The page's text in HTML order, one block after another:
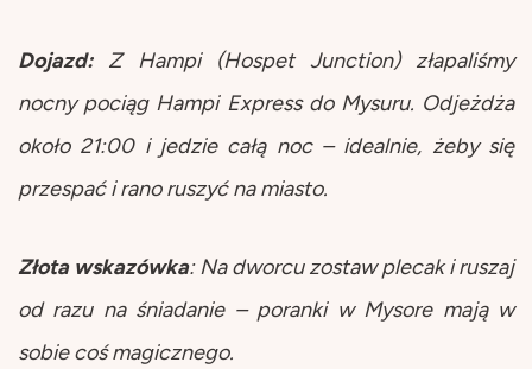
Dojazd: Z Hampi (Hospet Junction) złapaliśmy
nocny pociąg Hampi Express do Mysuru. Odjeżdża
około 21:00 i jedzie całą noc – idealnie, żeby się
przespać i rano ruszyć na miasto.
Złota wskazówka: Na dworcu zostaw plecak i ruszaj
od razu na śniadanie – poranki w Mysore mają w
sobie coś magicznego.